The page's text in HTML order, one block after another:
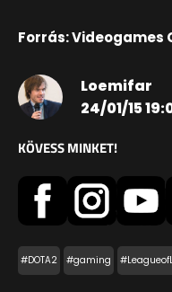
Forrás: Videogames
Loemifar
24/01/15
KÖVESS MINKET!
#DOTA2 #gaming